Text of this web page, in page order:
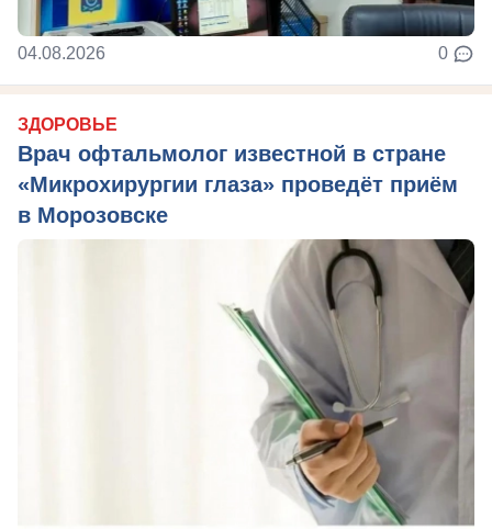
04.08.2026 0
ЗДОРОВЬЕ
Врач офтальмолог известной в стране
«Микрохирургии глаза» проведёт приём
в Морозовске